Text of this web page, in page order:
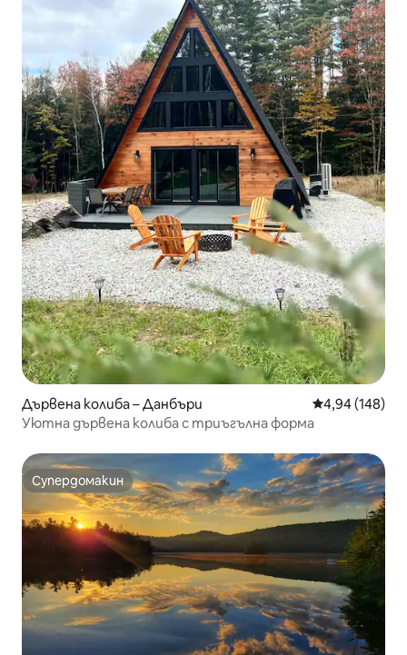
Дървена колиба – Данбъри Средна
4,94 (148)
Уютна дървена колиба с триъгълна форма
Супердомакин
Супердомакин